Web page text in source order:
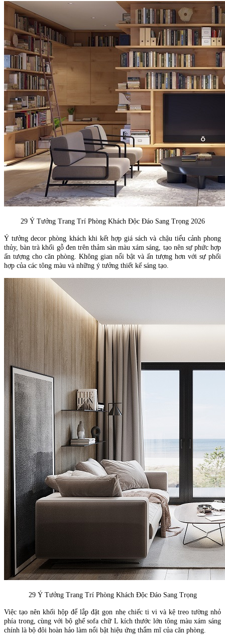
29 Ý Tưởng Trang Trí Phòng Khách Độc Đáo Sang Trọng 2026
Ý tưởng decor phòng khách khi kết hợp giá sách và chậu tiểu cảnh phong
thủy, bàn trà khối gỗ đen trên thảm sàn màu xám sáng, tạo nên sự phức hợp
ấn tượng cho căn phòng. Không gian nổi bật và ấn tượng hơn với sự phối
hợp của các tông màu và những ý tưởng thiết kế sáng tạo.
29 Ý Tưởng Trang Trí Phòng Khách Độc Đáo Sang Trọng
Việc tạo nên khối hộp để lắp đặt gọn nhẹ chiếc ti vi và kệ treo tường nhỏ
phía trong, cùng với bộ ghế sofa chữ L kích thước lớn tông màu xám sáng
chính là bộ đôi hoàn hảo làm nổi bật hiệu ứng thẩm mĩ của căn phòng.